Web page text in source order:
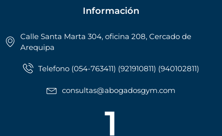
Información
Calle Santa Marta 304, oficina 208, Cercado de
Arequipa
Telefono (054-763411) (921910811) (940102811)
consultas@abogadosgym.com
1